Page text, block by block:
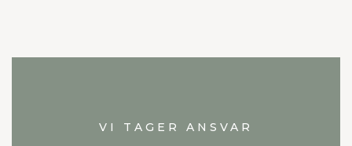
VI TAGER ANSVAR